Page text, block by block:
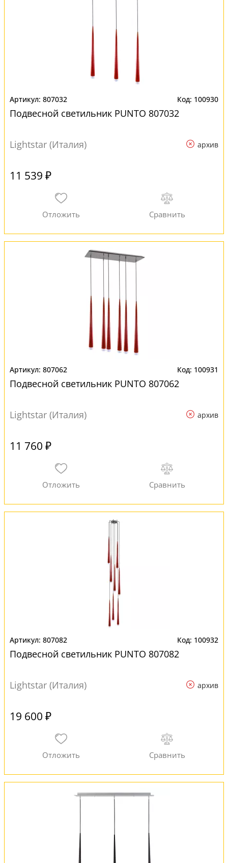
807032 100930
Подвесной светильник PUNTO 807032
Lightstar (Италия) архив
11 539 ₽
807062 100931
Подвесной светильник PUNTO 807062
Lightstar (Италия) архив
11 760 ₽
807082 100932
Подвесной светильник PUNTO 807082
Lightstar (Италия) архив
19 600 ₽